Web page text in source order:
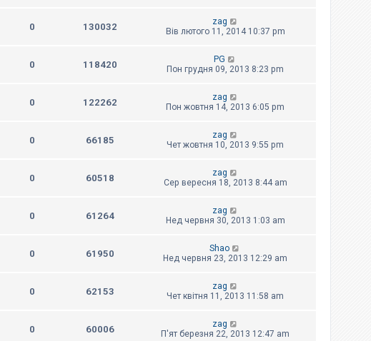
0 130032
zag
Вів лютого 11, 2014 10:37 pm
0 118420
PG
Пон грудня 09, 2013 8:23 pm
0 122262
zag
Пон жовтня 14, 2013 6:05 pm
0 66185
zag
Чет жовтня 10, 2013 9:55 pm
0 60518
zag
Сер вересня 18, 2013 8:44 am
0 61264
zag
Нед червня 30, 2013 1:03 am
0 61950
Shao
Нед червня 23, 2013 12:29 am
0 62153
zag
Чет квітня 11, 2013 11:58 am
0 60006
zag
П'ят березня 22, 2013 12:47 am